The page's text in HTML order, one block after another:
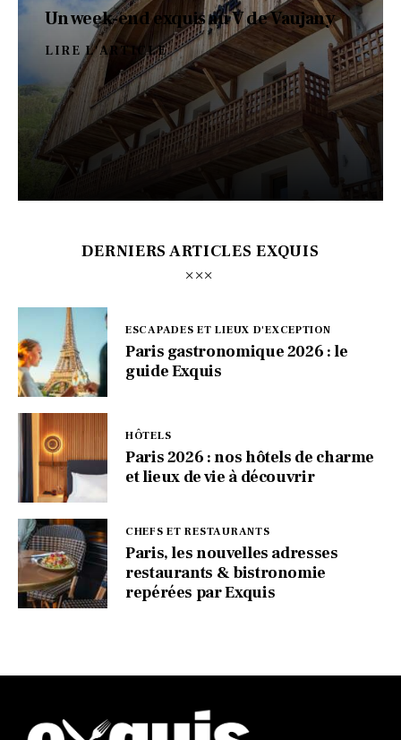
Un week-end exquis au V de Vaujany
LIRE L'ARTICLE
DERNIERS ARTICLES EXQUIS
ESCAPADES ET LIEUX D'EXCEPTION
Paris gastronomique 2026 : le
guide Exquis
HÔTELS
Paris 2026 : nos hôtels de charme
et lieux de vie à découvrir
CHEFS ET RESTAURANTS
Paris, les nouvelles adresses
restaurants & bistronomie
repérées par Exquis